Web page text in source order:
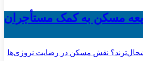
مسکن به کمک مستأجران